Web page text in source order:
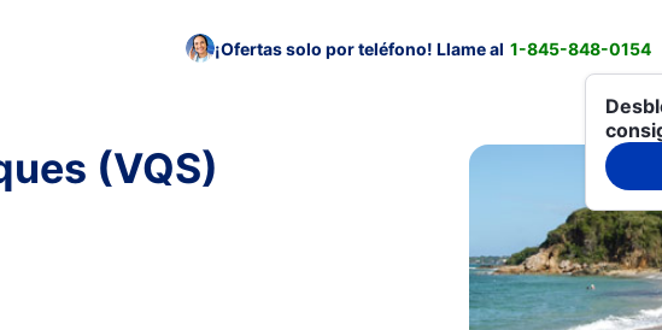
¡Ofertas solo por teléfono! Llame al 1-845-848-0154
(VQS)